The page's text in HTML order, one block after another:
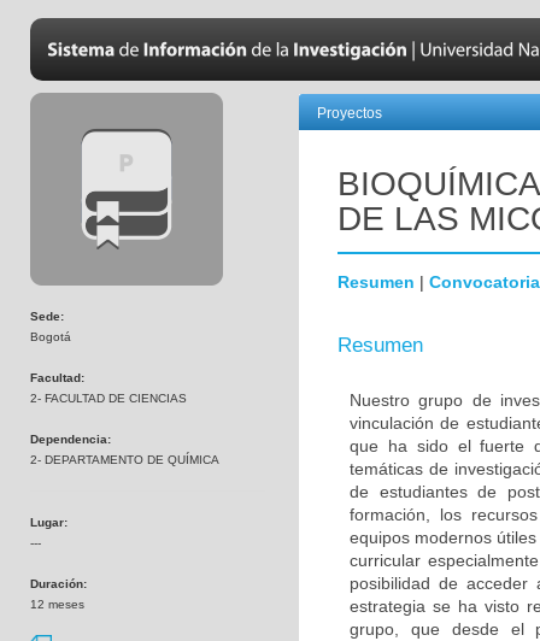
Sede:
Bogotá
Facultad:
2- FACULTAD DE CIENCIAS
Dependencia:
2- DEPARTAMENTO DE QUÍMICA
Lugar:
---
Duración:
12 meses
Proyectos
DE LAS
Resumen | Convocatoria
Resumen
Nuestro grupo de
vinculación de
que ha sido el fuerte
temáticas de
de estudiantes de
formación, los
equipos modernos
curricular
posibilidad de
estrategia se ha visto
grupo, que desde el